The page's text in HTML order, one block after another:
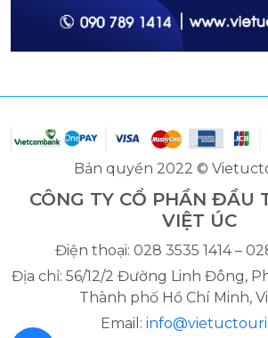
Bản quyền 2022 ©
CÔNG TY CỔ PHẦN ĐẦU
VIỆT ÚC
Điện thoại: 028 3535 1414 –
Địa chỉ: 56/12/2 Đường Linh Đông,
Thành phố Hồ Chí Minh,
Email: